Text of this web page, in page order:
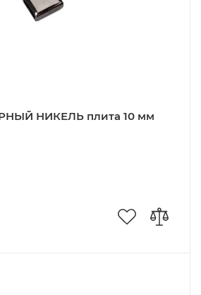
НИКЕЛЬ плита 10 мм